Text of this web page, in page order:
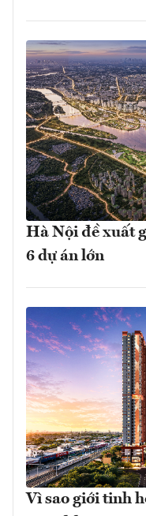
Hà Nội đề xuất
6 dự án lớn
Vì sao giới tinh